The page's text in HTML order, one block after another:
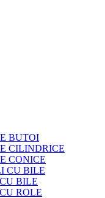
BUTOI
CILINDRICE
CONICE
CU BILE
BILE
ROLE